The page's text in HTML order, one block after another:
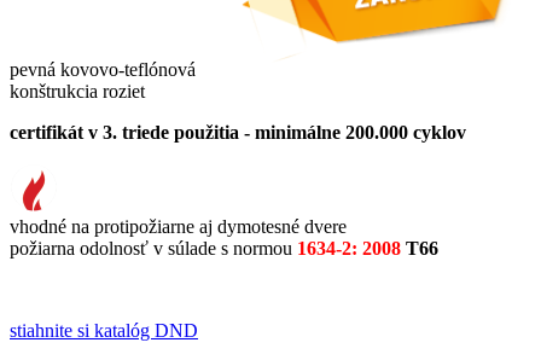
pevná kovovo-teflónová
konštrukcia roziet
certifikát v 3. triede použitia - minimálne 200.000 cyklov
vhodné na protipožiarne aj dymotesné dvere
požiarna odolnosť v súlade s normou 1634-2: 2008 T66
stiahnite si katalóg DND